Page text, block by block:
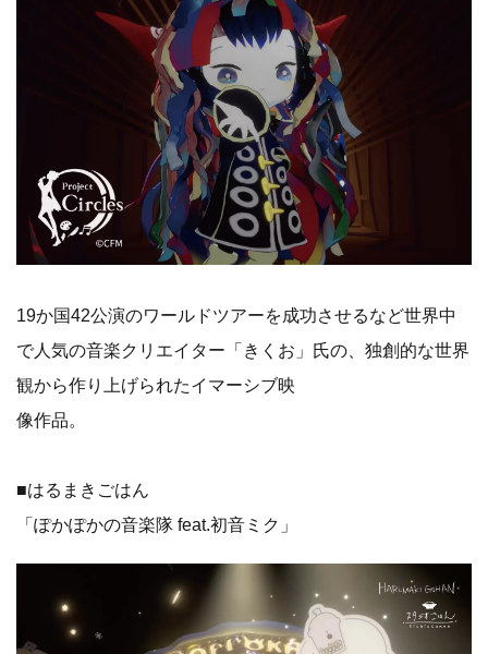
19か国42公演のワールドツアーを成功させるなど世界中
で人気の音楽クリエイター「きくお」氏の、独創的な世界
観から作り上げられたイマーシブ映
像作品。
■はるまきごはん
「ぽかぽかの音楽隊 feat.初音ミク」